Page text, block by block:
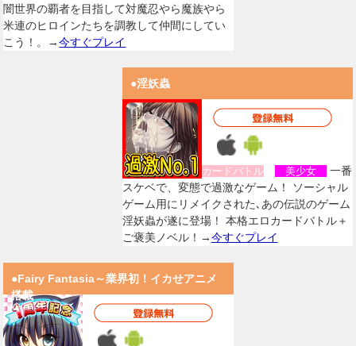
闇世界の覇者を目指して対魔忍やら魔族やら
米連のヒロインたちを調教して仲間にしてい
こう！。→今すぐプレイ
●淫妖蟲
カードバトル 美少女
一番
スケベで、変態で過激なゲーム！ ソーシャル
ゲーム用にリメイクされた､あの伝説のゲーム
淫妖蟲が遂に登場！ 本格エロカードバトル＋
ご褒美ノベル！→今すぐプレイ
●Fairy Fantasia～業界初！イカせアニメ
搭載